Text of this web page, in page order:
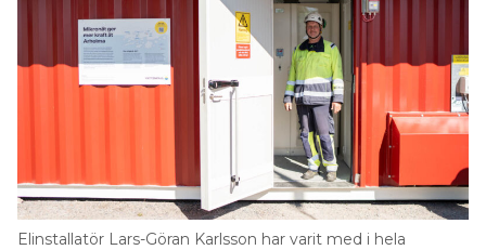
Elinstallatör Lars-Göran Karlsson har varit med i hela